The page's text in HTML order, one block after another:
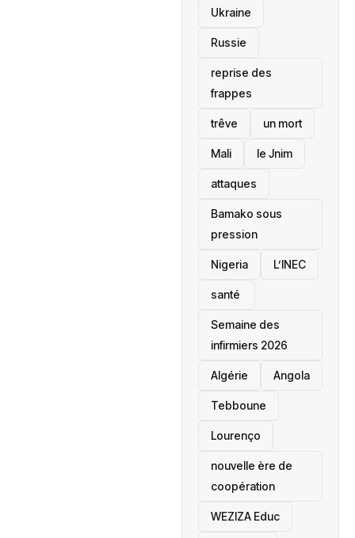
Ukraine
Russie
reprise des
frappes
trêve un mort
Mali le Jnim
attaques
Bamako sous
pression
‎Nigeria L’INEC
santé ‎
Semaine des
infirmiers 2026
‎Algérie Angola
Tebboune
Lourenço
nouvelle ère de
coopération
‎WEZIZA Educ